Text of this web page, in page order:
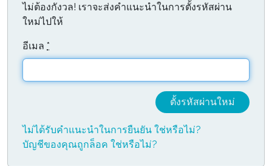
ไม่ต้องกังวล! เราจะส่งคำแนะนำในการตั้งรหัสผ่าน
ใหม่ไปให้
อีเมล *
ไม่ได้รับคำแนะนำในการยืนยัน ใช่หรือไม่?
บัญชีของคุณถูกล็อค ใช่หรือไม่?